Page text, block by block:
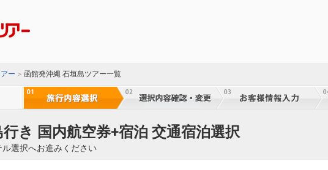
ー 函館発沖縄 石垣島ツアー一覧
き 国内航空券+宿泊 交通宿泊選択
選択へお進みください